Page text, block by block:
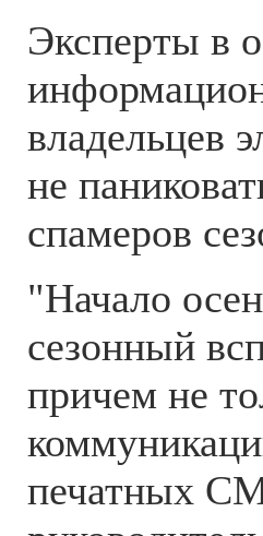
Эксперты в
владельцев
не
спамеров
"Начало
сезонный
причем не
печатных